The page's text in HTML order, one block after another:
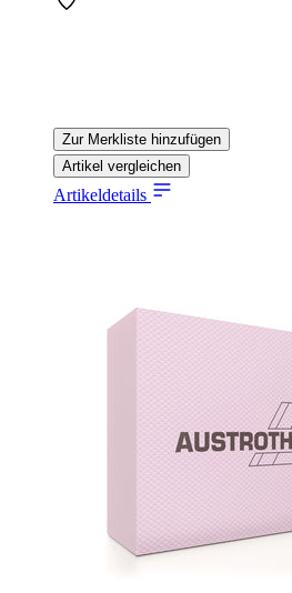
Zur Merkliste hinzufügen
Artikel vergleichen
Artikeldetails